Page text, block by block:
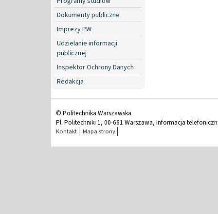
Dokumenty publiczne
Imprezy PW
Udzielanie informacji
publicznej
Inspektor Ochrony Danych
Redakcja
© Politechnika Warszawska
Pl. Politechniki 1, 00-661 Warszawa, Informacja
Kontakt Mapa strony